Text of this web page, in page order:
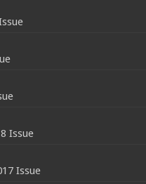
Issue
Issue